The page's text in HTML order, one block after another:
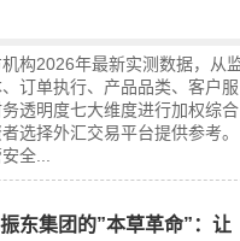
构2026年最新实测数据，从
订单执行、产品品类、客户服
透明度七大维度进行加权综合
选择外汇交易平台提供参考。
全...
振东集团的”本草革命”：让